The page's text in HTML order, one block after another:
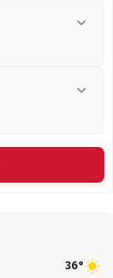
36°